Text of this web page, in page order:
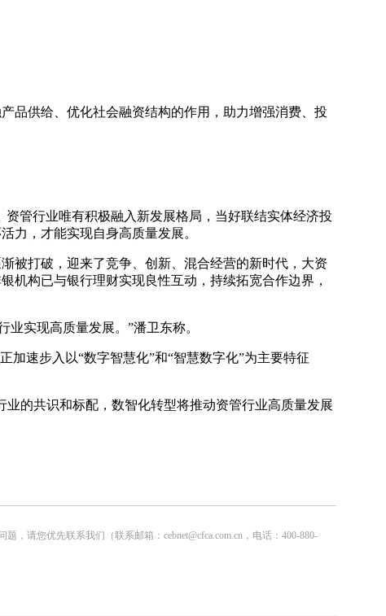
品供给、优化社会融资结构的作用，助力增强消费、投
管行业唯有积极融入新发展格局，当好联结实体经济投
力，才能实现自身高质量发展。
被打破，迎来了竞争、创新、混合经营的新时代，大资
机构已与银行理财实现良性互动，持续拓宽合作边界，
实现高质量发展。”潘卫东称。
速步入以“数字智慧化”和“智慧数字化”为主要特征
的共识和标配，数智化转型将推动资管行业高质量发展
请您优先联系我们（联系邮箱：cebnet@cfca.com.cn，电话：400-880-